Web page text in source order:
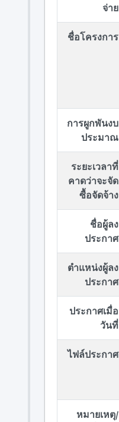
จ่าย
ชื่อโครงการ
การผูกพันงบ
ประมาณ
ระยะเวลาที่
คาดว่าจะจัด
ซื้อจัดจ้าง
ชื่อผู้ลง
ประกาศ
ตำแหน่งผู้ลง
ประกาศ
ประกาศเมื่อ
วันที่
ไฟล์ประกาศ
หมายเหตุ/